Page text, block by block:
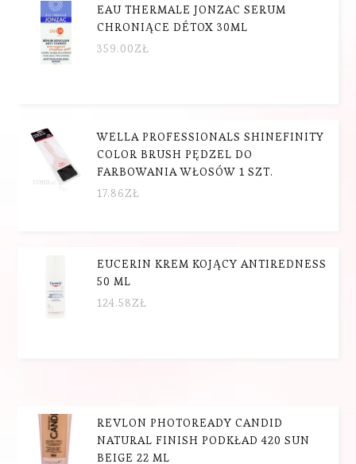
EAU THERMALE JONZAC SERUM
CHRONIĄCE DÉTOX 30ML
359.00ZŁ
WELLA PROFESSIONALS SHINEFINITY
COLOR BRUSH PĘDZEL DO
FARBOWANIA WŁOSÓW 1 SZT.
17.86ZŁ
EUCERIN KREM KOJĄCY ANTIREDNESS
50 ML
124.58ZŁ
REVLON PHOTOREADY CANDID
NATURAL FINISH PODKŁAD 420 SUN
BEIGE 22 ML